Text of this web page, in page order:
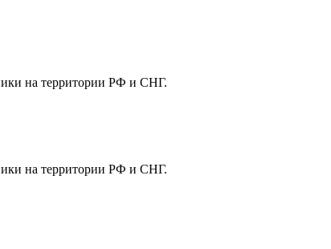
на территории РФ и СНГ.
на территории РФ и СНГ.